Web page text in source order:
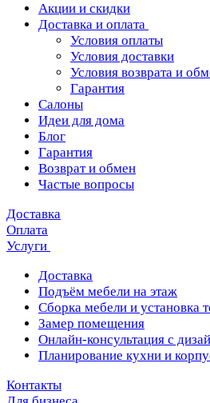
Акции и скидки
Доставка и оплата
Условия оплаты
Условия доставки
Условия возврата и
Гарантия
Салоны
Идеи для дома
Блог
Гарантия
Возврат и обмен
Частые вопросы
Доставка
Оплата
Услуги
Доставка
Подъём мебели на этаж
Сборка мебели и установка
Замер помещения
Онлайн-консультация с
Планирование кухни и
Контакты